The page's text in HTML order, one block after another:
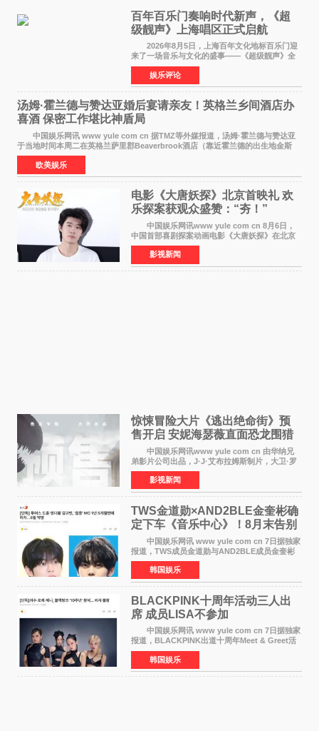
百年百乐门奏响时代新声，《超
级靓声》上海唱区正式启航
2026年8月5日，上海百年文化地标百乐门迎
来了一场音乐与文化的盛事——《超级靓声》全
国励志音乐公益节目上海唱区新闻发布会暨启动
仪式在此隆重举行。各界领导、嘉宾与媒体朋友
齐聚一堂，共同
娱乐评论
汤姆·霍兰德与赞达亚婚后宴请亲友！英格兰乡间酒店办
喜酒 保密工作堪比神盾局
中国娱乐网讯 www yule com cn 据TMZ等外媒报道，汤姆·霍兰德与赞达亚
于当地时间本周二在英格兰萨里郡Beaverbrook酒店（靠近霍兰德的出生地金斯
顿）举办婚宴，邀请家人与朋友们喝喜酒，庆祝
欧美娱乐
电影《大唐妖探》北京首映礼 欢
乐探案获观众盛赞：“夯！”
中国娱乐网讯www yule com cn 8月6日，
中国首部喜剧探案动画电影《大唐妖探》在北京
举办电影首映礼。导演程腾、联合导演黄珉、总
制片人曹紫建、制片人李莹莹，配音导演张喆，
对白指导程寅，领
影视新闻
惊悚冒险大片《逃出绝命街》预
售开启 安妮海瑟薇直面恐龙围猎
中国娱乐网讯www yule com cn 由华纳兄
弟影片公司出品，J·J·艾布拉姆斯制片，大卫·罗
伯特·米切尔执导，好莱坞巨星安妮·海瑟薇和伊万
·麦克格雷格领衔主演的2026暑期惊悚冒险大片
《逃出绝
影视新闻
TWS金道勋×AND2BLE金奎彬确
定下车《音乐中心》！8月末告别
MC席位
中国娱乐网讯 www yule com cn 7日据独家
报道，TWS成员金道勋与AND2BLE成员金奎彬
将于8月离开《音乐中心》MC的位置。 金道
勋与金奎彬于去年3月与H2H A-NA一起被选为
《音乐中心》MC，约1
韩国娱乐
BLACKPINK十周年活动三人出
席 成员LISA不参加
中国娱乐网讯 www yule com cn 7日据独家
报道，BLACKPINK出道十周年Meet & Greet活
动将由智秀、ROS&Eacute;、JENNIE出席，
LISA将缺席。 此前BLACKPINK所属社YG并
未为组合出道十周年做
韩国娱乐